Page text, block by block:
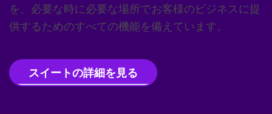
を、必要な時に必要な場所でお客様のビジネスに提
供するためのすべての機能を備えています。
スイートの詳細を見る